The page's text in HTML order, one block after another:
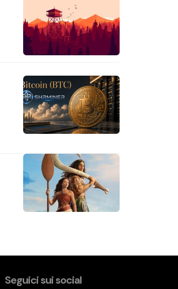
Seguici sui social